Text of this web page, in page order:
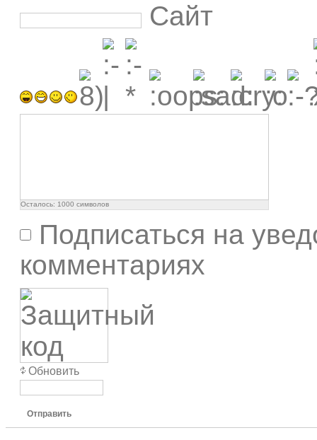
Сайт
Осталось: 1000 символов
Подписаться на
комментариях
Обновить
Отправить